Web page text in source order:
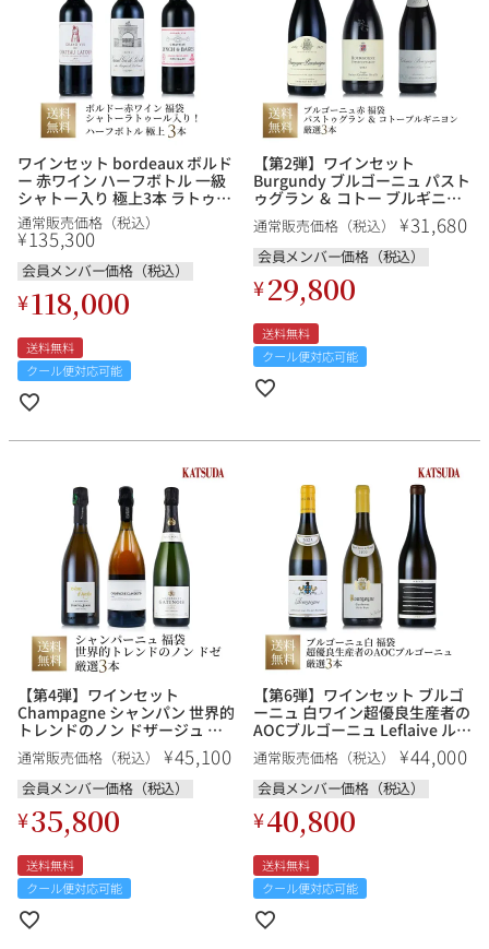
ワインセット bordeaux ボルド
ー 赤ワイン ハーフボトル 一級
シャトー入り 極上3本 ラトゥー
ル、レオヴィル ラスカーズ、ラ
ンシュ バージュ 福袋 送料無料
通常販売価格（税込）
¥135,300
会員メンバー価格（税込）
¥118,000
送料無料
クール便対応可能
【第2弾】ワインセット
Burgundy ブルゴーニュ パスト
ゥグラン ＆ コトー ブルギニヨ
ン Emmanuel Rouget エマニュ
エルルジェ 入り 厳選3本 福袋
送料無料
通常販売価格（税込） ¥31,680
会員メンバー価格（税込）
¥29,800
送料無料
クール便対応可能
【第4弾】ワインセット
Champagne シャンパン 世界的
トレンドのノン ドザージュ 厳
選3本《ヴェット エ ソルベ、ク
ランデスタン、ガティノワ》福
袋 送料無料
通常販売価格（税込） ¥45,100
会員メンバー価格（税込）
¥35,800
送料無料
クール便対応可能
【第6弾】ワインセット ブルゴ
ーニュ 白ワイン超優良生産者の
AOCブルゴーニュ Leflaive ルフ
レーヴ 他 厳選3本 福袋 送料
無料
通常販売価格（税込） ¥44,000
会員メンバー価格（税込）
¥40,800
送料無料
クール便対応可能